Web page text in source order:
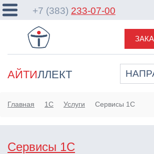
АЙТИЛЛЕКТ
+7 (383) 233-07-00
Главная 1С Услуги Сервисы 1С
Сервисы 1С